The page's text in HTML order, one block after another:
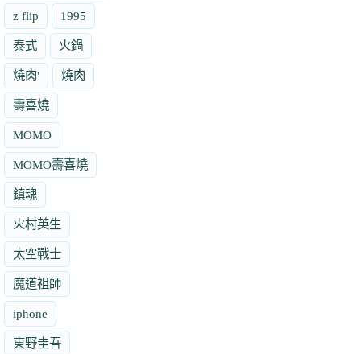
z flip 1995
泰式 火鍋
燒肉' 燒肉
壽喜燒
MOMO
MOMO壽喜燒
鎮魂
火村英生
太空戰士
魔道祖師
iphone
東野圭吾